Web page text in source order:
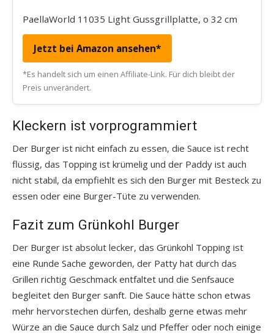
PaellaWorld 11035 Light Gussgrillplatte, o 32 cm
Jetzt bei Amazon ansehen*
*Es handelt sich um einen Affiliate-Link. Für dich bleibt der
Preis unverändert.
Kleckern ist vorprogrammiert
Der Burger ist nicht einfach zu essen, die Sauce ist recht
flüssig, das Topping ist krümelig und der Paddy ist auch
nicht stabil, da empfiehlt es sich den Burger mit Besteck zu
essen oder eine Burger-Tüte zu verwenden.
Fazit zum Grünkohl Burger
Der Burger ist absolut lecker, das Grünkohl Topping ist
eine Runde Sache geworden, der Patty hat durch das
Grillen richtig Geschmack entfaltet und die Senfsauce
begleitet den Burger sanft. Die Sauce hätte schon etwas
mehr hervorstechen dürfen, deshalb gerne etwas mehr
Würze an die Sauce durch Salz und Pfeffer oder noch einige